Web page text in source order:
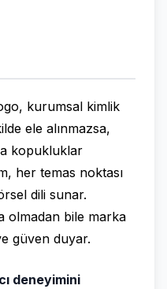
kurumsal kimlik
ele alınmazsa,
kopukluklar
her temas noktası
dili sunar.
olmadan bile marka
güven duyar.
deneyimini